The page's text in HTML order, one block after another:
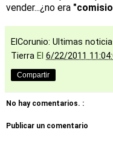
vender...¿no era
ElCorunio: Ultimas
Tierra El 6/22/2011
Compartir
No hay comentarios. :
Publicar un comentario